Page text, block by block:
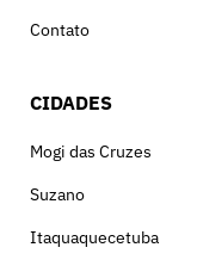
Contato
CIDADES
Mogi das Cruzes
Suzano
Itaquaquecetuba